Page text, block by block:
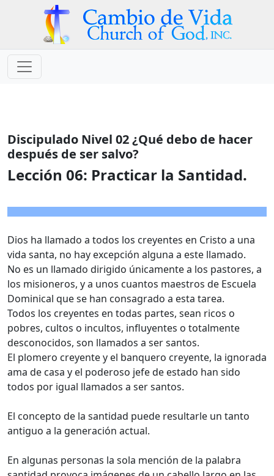
Discipulado Nivel 02 ¿Qué debo de hacer
después de ser salvo?
Lección 06: Practicar la Santidad.
Dios ha llamado a todos los creyentes en Cristo a una
vida santa, no hay excepción alguna a este llamado.
No es un llamado dirigido únicamente a los pastores, a
los misioneros, y a unos cuantos maestros de Escuela
Dominical que se han consagrado a esta tarea.
Todos los creyentes en todas partes, sean ricos o
pobres, cultos o incultos, influyentes o totalmente
desconocidos, son llamados a ser santos.
El plomero creyente y el banquero creyente, la ignorada
ama de casa y el poderoso jefe de estado han sido
todos por igual llamados a ser santos.
El concepto de la santidad puede resultarle un tanto
antiguo a la generación actual.
En algunas personas la sola mención de la palabra